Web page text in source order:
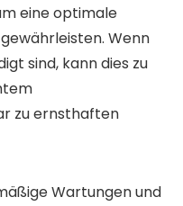
eine optimale
Wenn
sind, kann dies zu
zu ernsthaften
Wartungen und